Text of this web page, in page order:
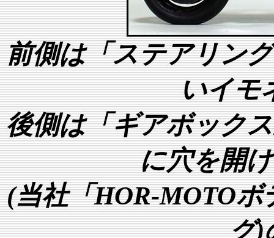
前側は「ステアリン
いイモ
後側は「ギアボック
に穴を開
(当社「HOR-MOTO
グ)